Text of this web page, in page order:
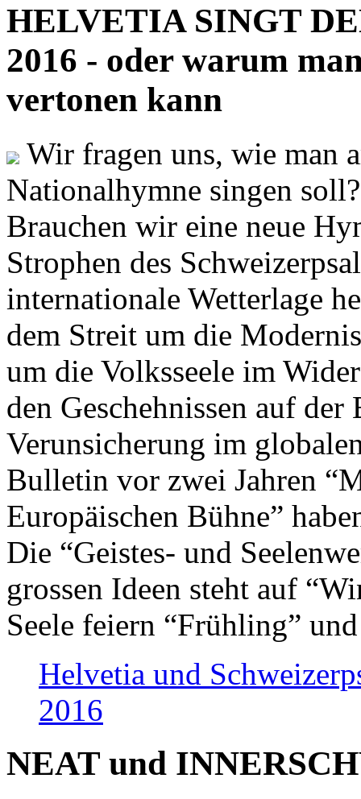
HELVETIA SINGT
2016 - oder warum
vertonen kann
Wir fragen uns, wie man
Nationalhymne singen
Brauchen wir eine neue
Strophen des
internationale Wetterlage
dem Streit um die
um die Volksseele im
den Geschehnissen auf
Verunsicherung im
Bulletin vor zwei Jahren
Europäischen Bühne”
Die “Geistes- und
grossen Ideen steht auf
Seele feiern “Frühling”
Helvetia und
2016
NEAT und